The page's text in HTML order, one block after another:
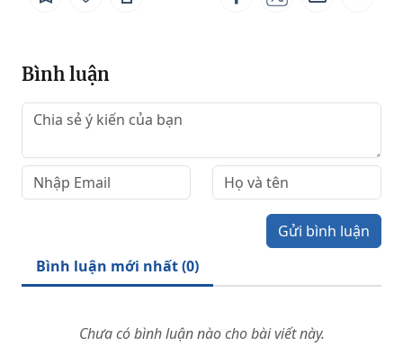
Bình luận
Gửi bình luận
Bình luận mới nhất (0)
Chưa có bình luận nào cho bài viết này.